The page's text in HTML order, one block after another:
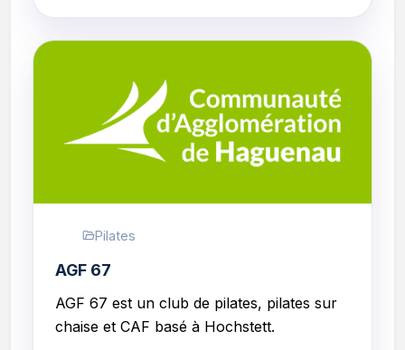
Pilates
AGF 67
AGF 67 est un club de pilates, pilates sur
chaise et CAF basé à Hochstett.